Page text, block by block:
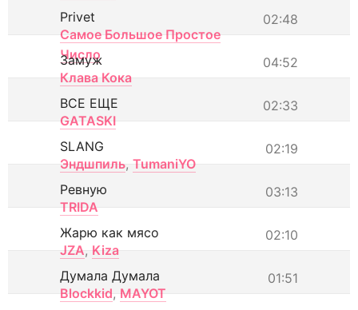
02:48
Privet
Самое Большое Простое
Число
04:52
Замуж
Клава Кока
02:33
ВСЕ ЕЩЕ
GATASKI
02:19
SLANG
Эндшпиль, TumaniYO
03:13
Ревную
TRIDA
02:10
Жарю как мясо
JZA, Kiza
01:51
Думала Думала
Blockkid, MAYOT